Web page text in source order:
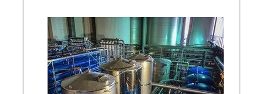
mais diversos tipos de prod...